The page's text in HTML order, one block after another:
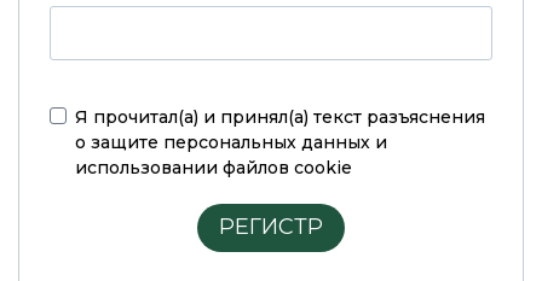
Я прочитал(а) и принял(а) текст разъяснения
о защите персональных данных и
использовании файлов cookie
РЕГИСТР